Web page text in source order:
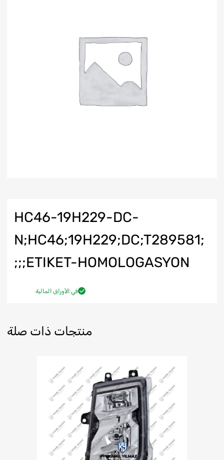
HC46-19H229-DC-
N;HC46;19H229;DC;T289581;
ETIKET-HOMOLOGASYON;;;
في الأوراق المالية
منتجات ذات صلة